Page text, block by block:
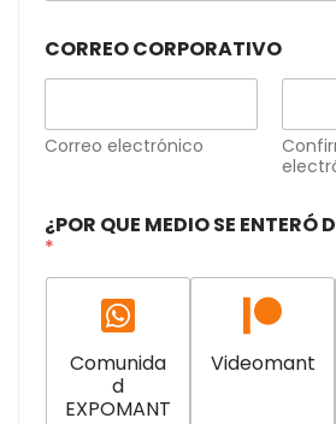
CORREO CORPORATIVO
Correo electrónico
¿POR QUE MEDIO SE ENTERÓ
*
Comunida
d
EXPOMANT
Videomant